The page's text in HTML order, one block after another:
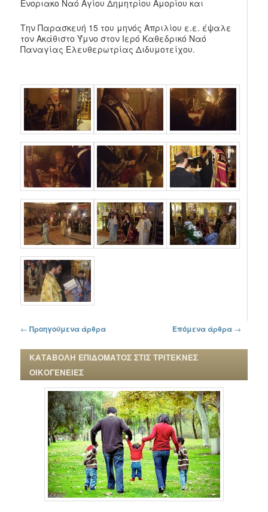
Ενοριακο Ναό Αγίου Δημητρίου Αμορίου και
Την Παρασκευή 15 του μηνός Απριλίου ε.ε. έψαλε
τον Ακάθιστο Ύμνο στον Ιερό Καθεδρικό Ναό
Παναγίας Ελευθερωτρίας Διδυμοτείχου.
Πλοήγηση στα άρθρα
← Προηγούμενα άρθρα Επόμενα άρθρα →
ΚΑΤΑΒΟΛΗ ΕΠΙΔΟΜΑΤΟΣ ΣΤΙΣ ΤΡΙΤΕΚΝΕΣ
ΟΙΚΟΓΕΝΕΙΕΣ